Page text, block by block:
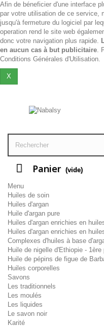
Afin de béneficier d'une interface
par votre utilisation de ce service,
jusqu'à fermeture du logiciel par
operation rend le site web
donc votre navigation plus rapide.
en aucun cas à but publicitaire.
Conditions Générales d'Utilisation.
X
Panier (vide)
Menu
Huiles de soin
Huiles d'argan
Huile d'argan pure
Huiles d'argan enrichies en
Huiles d'argan enrichies en
Complexes d'huiles à base
Huile de nigelle d'Ethiopie -
Huile de pépins de figue de
Huiles corporelles
Savons
Les traditionnels
Les moulés
Les liquides
Le savon noir
Karité